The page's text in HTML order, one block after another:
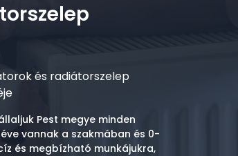
és radiátorszelep
Pest megye minden
vannak a szakmában és 0-
és megbízható munkájukra,